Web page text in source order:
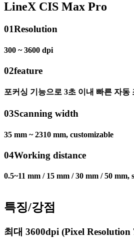
LineX CIS Max Pro
01Resolution
300 ~ 3600 dpi
02feature
포커싱 기능으로 3초 이내 빠른 자동
03Scanning width
35 mm ~ 2310 mm, customizable
04Working distance
0.5~11 mm / 15 mm / 30 mm / 50 mm,
특징/강점
최대 3600dpi (Pixel